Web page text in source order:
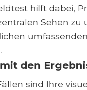
hilft dabei,
Sehen zu
den
sind Ihre